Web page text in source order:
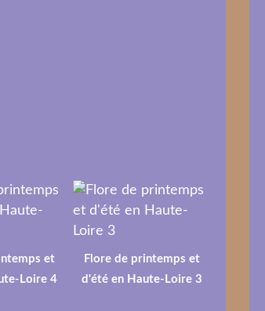
et
Loire 4
Flore de printemps et
d'été en Haute-Loire 3